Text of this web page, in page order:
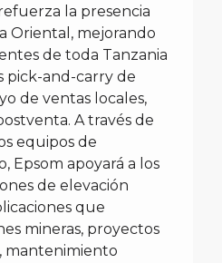
la presencia
Oriental, mejorando
de toda Tanzania
pick-and-carry de
de ventas locales,
A través de
equipos de
Epsom apoyará a los
de elevación
que
mineras, proyectos
mantenimiento